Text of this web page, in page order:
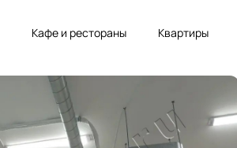
Кафе и рестораны Квартиры